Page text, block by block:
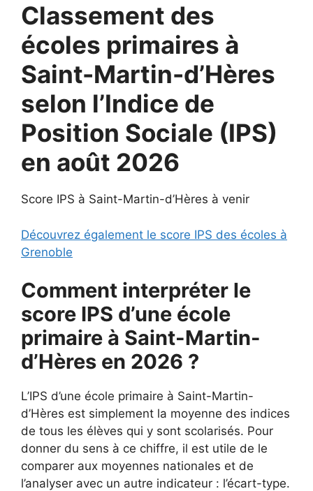
Classement des
écoles primaires à
Saint-Martin-d’Hères
selon l’Indice de
Position Sociale (IPS)
en août 2026
Score IPS à Saint-Martin-d’Hères à venir
Découvrez également le score IPS des écoles à
Grenoble
Comment interpréter le
score IPS d’une école
primaire à Saint-Martin-
d’Hères en 2026 ?
L’IPS d’une école primaire à Saint-Martin-
d’Hères est simplement la moyenne des indices
de tous les élèves qui y sont scolarisés. Pour
donner du sens à ce chiffre, il est utile de le
comparer aux moyennes nationales et de
l’analyser avec un autre indicateur : l’écart-type.